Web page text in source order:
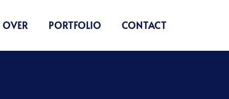
OVER PORTFOLIO CONTACT